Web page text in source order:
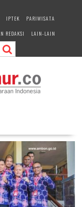
IPTEK
PARIWISATA
REDAKSI LAIN-LAIN